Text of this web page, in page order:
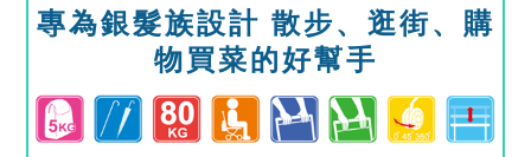
專為銀髮族設計 散步、逛街、購
物買菜的好幫手